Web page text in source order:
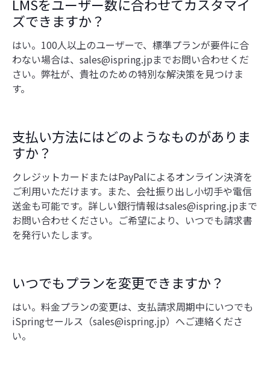
LMSをユーザー数に合わせてカスタマイ
ズできますか？
はい。100人以上のユーザーで、標準プランが要件に合
わない場合は、sales@ispring.jpまでお問い合わせくだ
さい。弊社が、貴社のための特別な解決策を見つけま
す。
支払い方法にはどのようなものがありま
すか？
クレジットカードまたはPayPalによるオンライン決済を
ご利用いただけます。また、会社振り出し小切手や電信
送金も可能です。詳しい銀行情報はsales@ispring.jpまで
お問い合わせください。ご希望により、いつでも請求書
を発行いたします。
いつでもプランを変更できますか？
はい。料金プランの変更は、支払請求周期中にいつでも
iSpringセールス（sales@ispring.jp）へご連絡くださ
い。